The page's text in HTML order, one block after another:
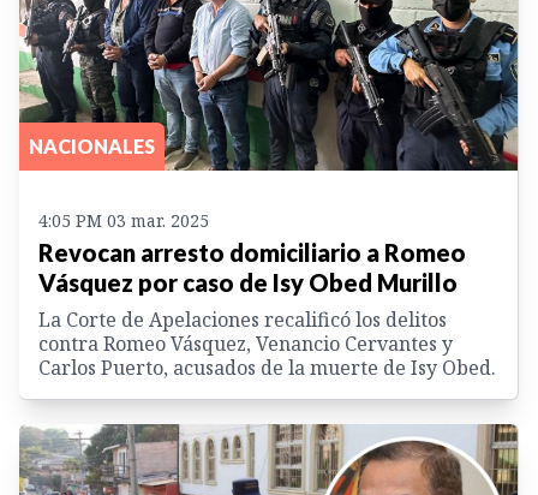
NACIONALES
4:05 PM 03 mar. 2025
Revocan arresto domiciliario a Romeo
Vásquez por caso de Isy Obed Murillo
La Corte de Apelaciones recalificó los delitos
contra Romeo Vásquez, Venancio Cervantes y
Carlos Puerto, acusados de la muerte de Isy Obed.